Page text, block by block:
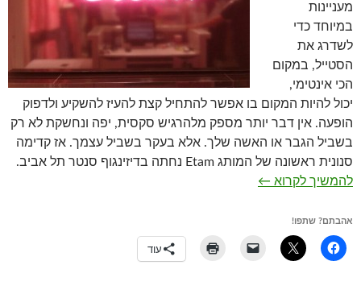
מעניינות
במיוחד כדי
לשדרג את
הסטייל, במקום
הכי אינטימי,
יכול להיות המקום בו אפשר להתחיל קצת להעיז להשקיע ולדפוק
הופעה. אין דבר יותר מספק מלהרגיש סקסית, יפה ונחשקת לא רק
בשביל הגבר או האשה שלך. אלא בעקר בשביל עצמך. אז קדימה
סנונית ראשונה של המותג Etam נחתה בדיזינגוף סנטר תל אביב.
להמשיך לקרוא Etam הלבשה תחתונה
←
אהבתם? שתפו!
עוד